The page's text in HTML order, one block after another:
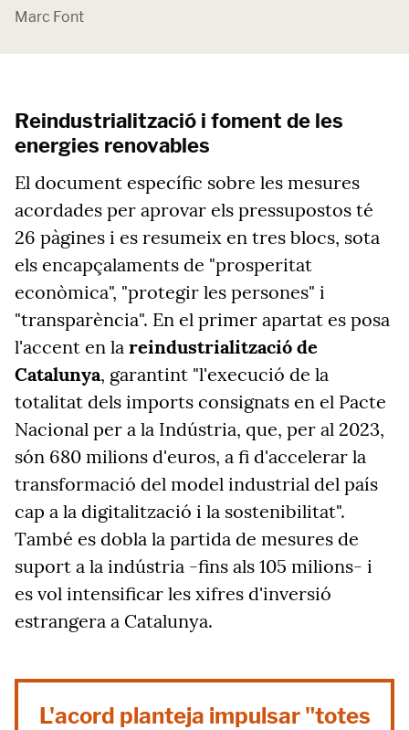
Marc Font
Reindustrialització i foment de les
energies renovables
El document específic sobre les mesures
acordades per aprovar els pressupostos té
26 pàgines i es resumeix en tres blocs, sota
els encapçalaments de "prosperitat
econòmica", "protegir les persones" i
"transparència". En el primer apartat es posa
l'accent en la reindustrialització de
Catalunya, garantint "l'execució de la
totalitat dels imports consignats en el Pacte
Nacional per a la Indústria, que, per al 2023,
són 680 milions d'euros, a fi d'accelerar la
transformació del model industrial del país
cap a la digitalització i la sostenibilitat".
També es dobla la partida de mesures de
suport a la indústria -fins als 105 milions- i
es vol intensificar les xifres d'inversió
estrangera a Catalunya.
L'acord planteja impulsar "totes